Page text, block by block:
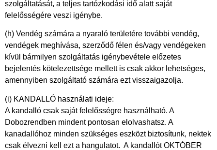
szolgáltatását, a teljes tartózkodási idő alatt saját
felelősségére veszi igénybe.
(h) Vendég számára a nyaraló területére további vendég,
vendégek meghívása, szerződő félen és/vagy vendégeken
kívül bármilyen szolgáltatás igénybevétele előzetes
bejelentés kötelezettsége mellett is csak akkor lehetséges,
amennyiben szolgáltató számára ezt visszaigazolja.
(i) KANDALLÓ használati ideje:
A kandalló csak saját felelősségre használható. A
Dobozrendben mindent pontosan elolvashatsz. A
kanadallóhoz minden szükséges eszközt biztosítunk, nektek
csak élvezni kell ezt a hangulatot. A kandallót OKTÓBER